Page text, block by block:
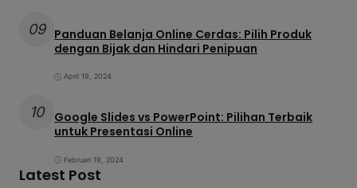
09 Panduan Belanja Online Cerdas: Pilih Produk
dengan Bijak dan Hindari Penipuan
April 19, 2024
10
Google Slides vs PowerPoint: Pilihan Terbaik
untuk Presentasi Online
Februari 19, 2024
Latest Post